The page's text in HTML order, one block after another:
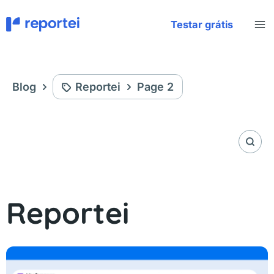
au
contenu
Testar grátis
Blog Reportei Page 2
Reportei